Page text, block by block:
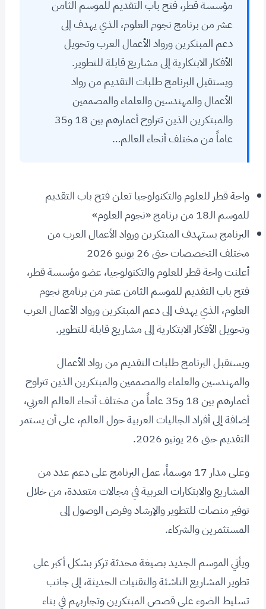
مؤسسة قطر، فتح باب التقديم للموسم الثامن
عشر من برنامج نجوم العلوم، الذي يهدف إلى
دعم المبتكرين ورواد الأعمال العرب وتحويل
الأفكار الابتكارية إلى مشاريع قابلة للتطوير.
ويستقبل البرنامج طلبات التقديم من رواد
الأعمال والمهندسين والعلماء والمصممين
والمبتكرين الذين تتراوح أعمارهم بين 18 و35
عاماً من مختلف أنحاء العالم…
واحة قطر للعلوم والتكنولوجيا تعلن فتح باب التقديم
للموسم الـ18 من برنامج «نجوم العلوم»
البرنامج يستهدف المبتكرين ورواد الأعمال العرب من
مختلف التخصصات حتى 26 يونيو 2026
أعلنت واحة قطر للعلوم والتكنولوجيا، عضو مؤسسة قطر،
فتح باب التقديم للموسم الثامن عشر من برنامج نجوم
العلوم، الذي يهدف إلى دعم المبتكرين ورواد الأعمال العرب
وتحويل الأفكار الابتكارية إلى مشاريع قابلة للتطوير.
ويستقبل البرنامج طلبات التقديم من رواد الأعمال
والمهندسين والعلماء والمصممين والمبتكرين الذين تتراوح
أعمارهم بين 18 و35 عاماً من مختلف أنحاء العالم العربي،
إضافة إلى أفراد الجاليات العربية حول العالم، على أن يستمر
التقديم حتى 26 يونيو 2026.
وعلى مدار 17 موسماً، عمل البرنامج على دعم عدد من
المشاريع والابتكارات العربية في مجالات متعددة، من خلال
توفير منصات للتطوير والإرشاد وفرص الوصول إلى
المستثمرين والشركاء.
ويأتي الموسم الجديد بصيغة محدثة تركز بشكل أكبر على
تطوير المشاريع الناشئة والتقنيات الحديثة، إلى جانب
تسليط الضوء على قصص المبتكرين وتجاربهم في بناء